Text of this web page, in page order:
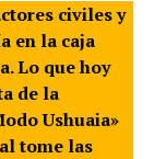
civiles y
en la caja
Lo que hoy
de la
Ushuaia»
tome las